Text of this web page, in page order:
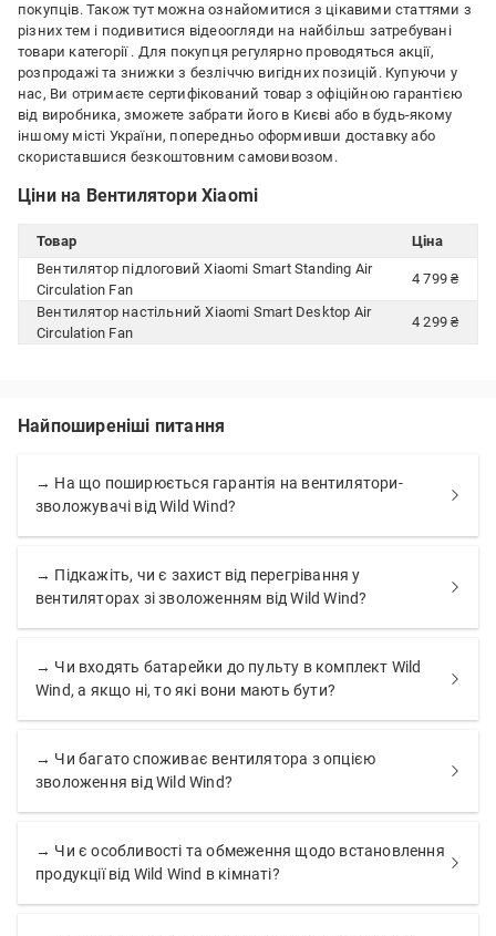
покупців. Також тут можна ознайомитися з цікавими статтями з
різних тем і подивитися відеоогляди на найбільш затребувані
товари категорії . Для покупця регулярно проводяться акції,
розпродажі та знижки з безліччю вигідних позицій. Купуючи у
нас, Ви отримаєте сертифікований товар з офіційною гарантією
від виробника, зможете забрати його в Києві або в будь-якому
іншому місті України, попередньо оформивши доставку або
скориставшися безкоштовним самовивозом.
Ціни на Вентилятори Xiaomi
Товар
Ціна
Вентилятор підлоговий Xiaomi Smart Standing Air
Circulation Fan
4 799 ₴
Вентилятор настільний Xiaomi Smart Desktop Air
Circulation Fan
4 299 ₴
Найпоширеніші питання
→ На що поширюється гарантія на вентилятори-
зволожувачі від Wild Wind?
→ Підкажіть, чи є захист від перегрівання у
вентиляторах зі зволоженням від Wild Wind?
→ Чи входять батарейки до пульту в комплект Wild
Wind, а якщо ні, то які вони мають бути?
→ Чи багато споживає вентилятора з опцією
зволоження від Wild Wind?
→ Чи є особливості та обмеження щодо встановлення
продукції від Wild Wind в кімнаті?